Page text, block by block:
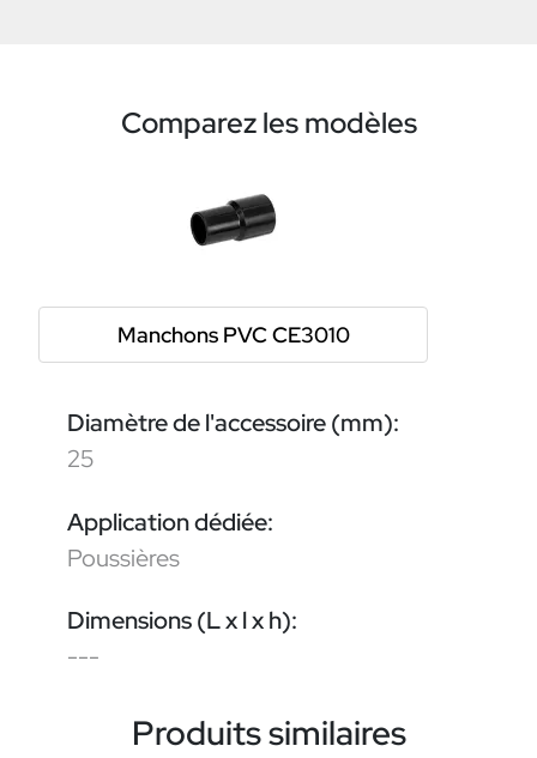
Comparez les modèles
Manchons PVC CE3010
Diamètre de l'accessoire (mm):
25
Application dédiée:
Poussières
Dimensions (L x l x h):
---
Produits similaires